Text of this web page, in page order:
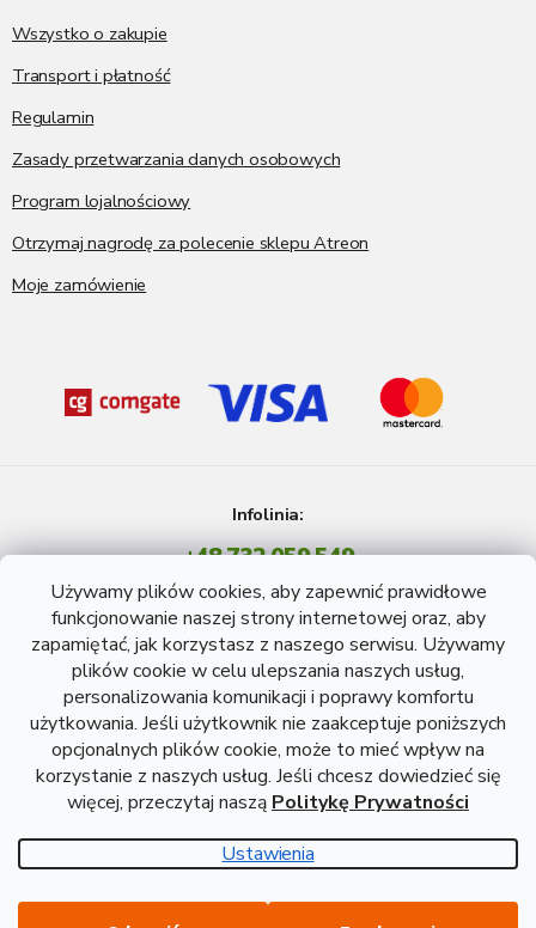
Używamy plików cookies, aby zapewnić prawidłowe
funkcjonowanie naszej strony internetowej oraz, aby
zapamiętać, jak korzystasz z naszego serwisu. Używamy
plików cookie w celu ulepszania naszych usług,
personalizowania komunikacji i poprawy komfortu
użytkowania. Jeśli użytkownik nie zaakceptuje poniższych
opcjonalnych plików cookie, może to mieć wpływ na
korzystanie z naszych usług. Jeśli chcesz dowiedzieć się
więcej, przeczytaj naszą Politykę Prywatności
Ustawienia
Wszystko o zakupie
Transport i płatność
Regulamin
Zasady przetwarzania danych osobowych
Program lojalnościowy
Otrzymaj nagrodę za polecenie sklepu Atreon
Moje zamówienie
Infolinia:
+48 732 059 549
Pon - Pt: 8 - 15 godź.
info@atreon.pl
Opracował Shoptet